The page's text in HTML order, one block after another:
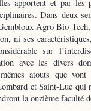
apportent et par les
Dans deux
Agro Bio
ni ses
sur
avec les divers
atouts que
et Saint-Luc qui
la onzième faculté